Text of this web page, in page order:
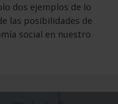
dos ejemplos de lo
las posibilidades de
social en nuestro